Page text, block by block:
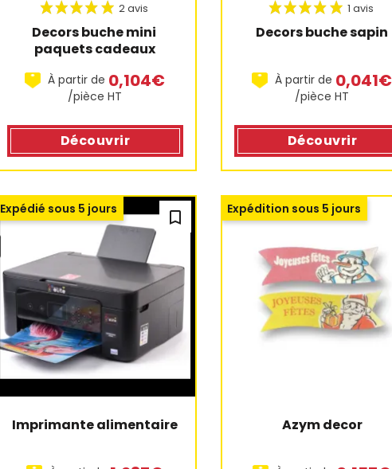
Decors buche mini
paquets cadeaux
À partir de 0,104€
/pièce HT
Découvrir
Decors buche sapin
À partir de 0,041€
/pièce HT
Découvrir
bookmark_outline
Imprimante alimentaire
Expédié sous 5 jours
Azym decor
Expédition sous 5 jours